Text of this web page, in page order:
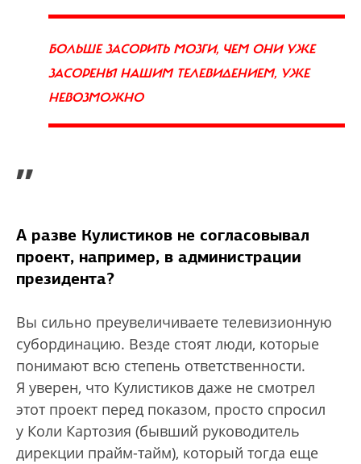
БОЛЬШЕ ЗАСОРИТЬ МОЗГИ, ЧЕМ ОНИ УЖЕ
ЗАСОРЕНЫ НАШИМ ТЕЛЕВИДЕНИЕМ, УЖЕ
НЕВОЗМОЖНО
”
А разве Кулистиков не согласовывал
проект, например, в администрации
президента?
Вы сильно преувеличиваете телевизионную
субординацию. Везде стоят люди, которые
понимают всю степень ответственности.
Я уверен, что Кулистиков даже не смотрел
этот проект перед показом, просто спросил
у Коли Картозия (бывший руководитель
дирекции прайм-тайм), который тогда еще